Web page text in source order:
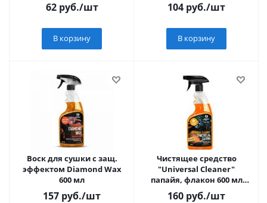
62руб./шт
В корзину
104 руб./шт
В корзину
Воск для сушки с защ.
эффектом Diamond Wax
600 мл
157 руб./шт
Чистящее средство
"Universal Cleaner"
папайя, флакон 600 мл
(арт. 110536)
160 руб./шт